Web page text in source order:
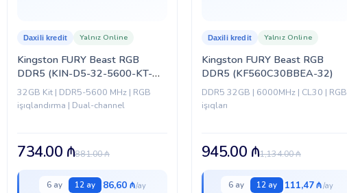
Kingston FURY Beast RGB
DDR5 (KIN-D5-32-5600-KT-
FB-RGB)
Daxili kredit Yalnız Online
32GB Kit | DDR5-5600 MHz | RGB
işıqlandırma | Dual-channel
881.00₼
734.00 ₼
6 ay 12 ay 86,60 ₼
Kingston FURY Beast RGB
DDR5 (KF560C30BBEA-32)
Daxili kredit Yalnız Online
DDR5 32GB | 6000MHz | CL30 | RGB
işıqları
1,134.00₼
945.00 ₼
6 ay 12 ay 111,47 ₼